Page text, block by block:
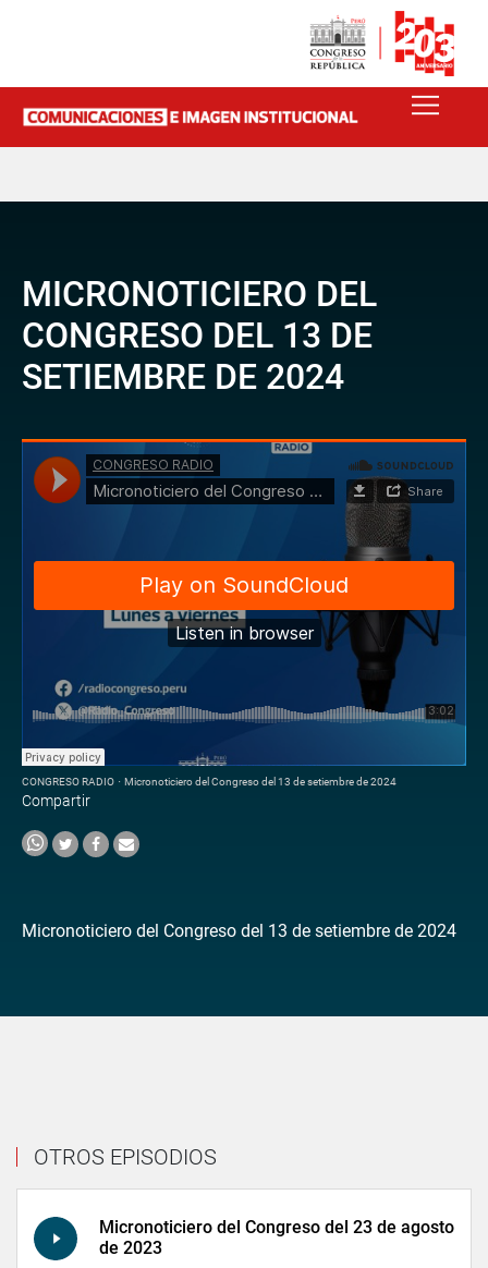
MICRONOTICIERO DEL
CONGRESO DEL 13 DE
SETIEMBRE DE 2024
CONGRESO RADIO · Micronoticiero del Congreso del 13 de setiembre de 2024
Compartir
Micronoticiero del Congreso del 13 de setiembre de 2024
OTROS EPISODIOS
Micronoticiero del Congreso del 23 de agosto
de 2023